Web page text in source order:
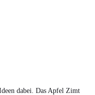
dabei. Das Apfel Zimt